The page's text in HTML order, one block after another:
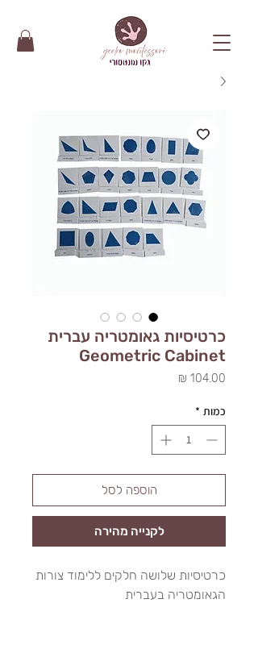
כרטיסיות גאומטריה עברית
Geometric Cabinet
כמות *
הוספה לסל
לקנייה מהירה
כרטיסיות שלושה חלקים ללימוד צורות
הגאומטריה בעברית